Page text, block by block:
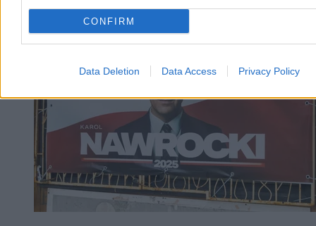
CONFIRM
Data Deletion Data Access Privacy Policy
Kraj